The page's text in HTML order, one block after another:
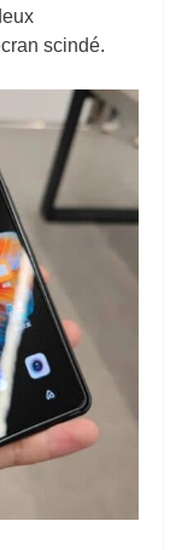
scindé.